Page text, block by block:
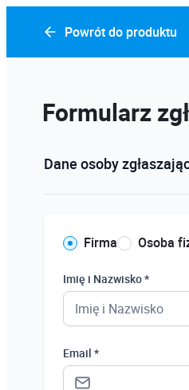
Powrót do produktu
Formularz
Dane osoby
Firma Osoba
Imię i Nazwisko *
Email *